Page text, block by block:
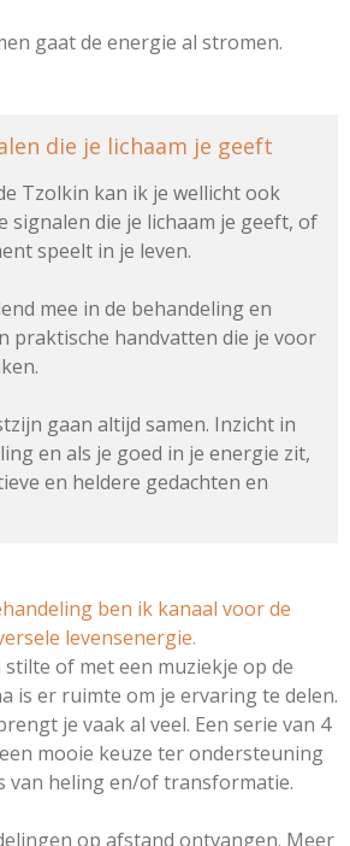
gaat de energie al stromen.
die je lichaam je geeft
Tzolkin kan ik je wellicht ook
signalen die je lichaam je geeft, of
speelt in je leven.
mee in de behandeling en
praktische handvatten die je voor
gaan altijd samen. Inzicht in
en als je goed in je energie zit,
en heldere gedachten en
ben ik kanaal voor de
levensenergie.
of met een muziekje op de
is er ruimte om je ervaring te delen.
je vaak al veel. Een serie van 4
mooie keuze ter ondersteuning
van heling en/of transformatie.
op afstand ontvangen. Meer